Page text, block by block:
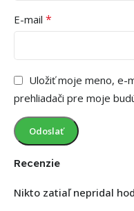
Recenzie
Nikto zatiaľ nepridal
E-mail *
Uložiť moje meno, e-
prehliadači pre moje